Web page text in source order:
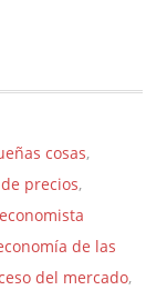
cosas,
precios,
de las
del mercado,